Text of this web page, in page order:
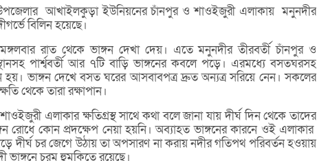
আখাইলকুড়া ইউনিয়নের চাঁনপুর ও শাওইজুরী এলাকায় মনুনদীর
বিলিন হয়েছে।
রাত থেকে ভাঙ্গন দেখা দেয়। এতে মনুনদীর তীরবর্তী চাঁনপুর ও
পার্শ্ববর্তী আর ৭টি বাড়ি ভাঙ্গনের কবলে পড়ে। এরমধ্যে বসতঘরসহ
হয়। ভাঙ্গন দেখে বসত ঘরের আসবাবপত্র দ্রুত অন্যত্র সরিয়ে নেন। সকলের
থেকে তারা রক্ষাপান।
এলাকার ক্ষতিগ্রস্থ সাথে কথা বলে জানা যায় দীর্ঘ দিন থেকে তাদের
রোধে কোন প্রদক্ষেপ নেয়া হয়নি। অব্যাহত ভাঙ্গনের কারনে ওই এলাকার
দীর্ঘ চর জেগে উঠায় তা অপসারণ না করায় নদীর গতিপথ পরিবর্তন হওয়ায়
ভাঙ্গনে চরম হুমকিতে রয়েছে।